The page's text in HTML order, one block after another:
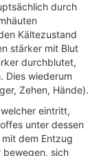
durch
Kältezustand
stärker mit Blut
durchblutet,
Dies wiederum
Zehen, Hände).
eintritt,
unter dessen
dem Entzug
bewegen, sich